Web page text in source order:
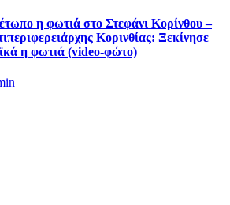
η φωτιά στο Στεφάνι Κορίνθου –
Κορινθίας: Ξεκίνησε
η φωτιά (video-φώτο)